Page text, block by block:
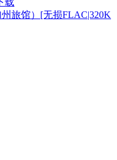
州旅馆）[无损FLAC|320K